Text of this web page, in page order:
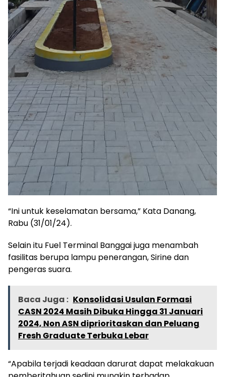
“Ini untuk keselamatan bersama,” Kata Danang,
Rabu (31/01/24).
Selain itu Fuel Terminal Banggai juga menambah
fasilitas berupa lampu penerangan, Sirine dan
pengeras suara.
Baca Juga : Konsolidasi Usulan Formasi
CASN 2024 Masih Dibuka Hingga 31 Januari
2024, Non ASN diprioritaskan dan Peluang
Fresh Graduate Terbuka Lebar
“Apabila terjadi keadaan darurat dapat melakakuan